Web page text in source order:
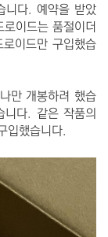
니다. 예약을 받았
이드는 품절이더
이드만 구입했습
만 개봉하려 했습
니다. 같은 작품의
입했습니다.